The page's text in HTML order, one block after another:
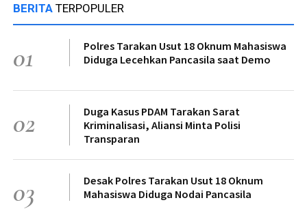
BERITA TERPOPULER
01
Polres Tarakan Usut 18 Oknum Mahasiswa
Diduga Lecehkan Pancasila saat Demo
02
Duga Kasus PDAM Tarakan Sarat
Kriminalisasi, Aliansi Minta Polisi
Transparan
03
Desak Polres Tarakan Usut 18 Oknum
Mahasiswa Diduga Nodai Pancasila